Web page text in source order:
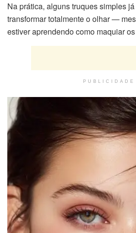
Na prática, alguns truques simples
transformar totalmente o olhar —
estiver aprendendo como maquiar
PUBLICIDADE